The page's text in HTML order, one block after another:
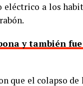
a los
y también
que el colapso